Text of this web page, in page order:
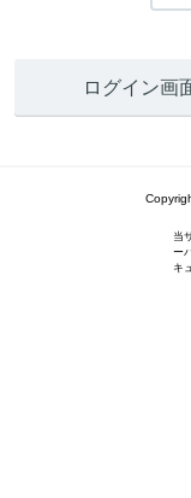
ログイン画
当
ー
キ